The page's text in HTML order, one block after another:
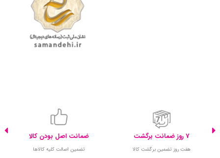
7 روز ضمانت برگشت
هفت روز تضمین برگشت کالا
ضمانت اصل بودن کالا
تضمین اصالت کلیه کالاها